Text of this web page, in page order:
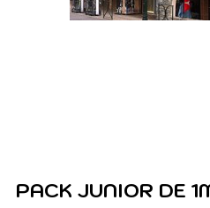
PACK JUNIOR DE